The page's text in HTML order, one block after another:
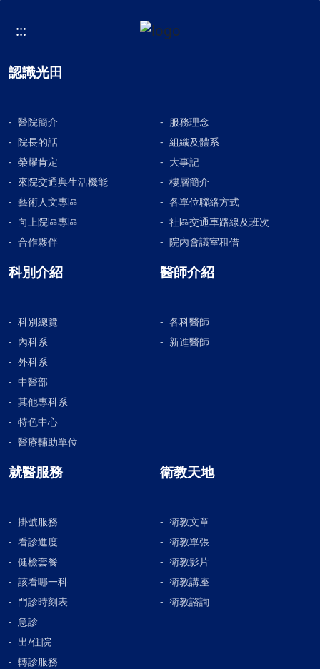
:::
認識光田
醫院簡介
服務理念
院長的話
組織及體系
榮耀肯定
大事記
來院交通與生活機能
樓層簡介
藝術人文專區
各單位聯絡方式
向上院區專區
社區交通車路線及班次
合作夥伴
院內會議室租借
科別介紹
科別總覽
內科系
外科系
中醫部
其他專科系
特色中心
醫療輔助單位
醫師介紹
各科醫師
新進醫師
就醫服務
掛號服務
看診進度
健檢套餐
該看哪一科
門診時刻表
急診
出/住院
轉診服務
衛教天地
衛教文章
衛教單張
衛教影片
衛教講座
衛教諮詢